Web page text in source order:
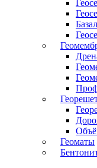
Геоматы